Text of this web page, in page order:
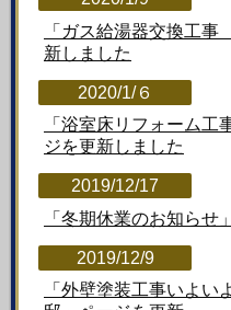
「ガス給湯器交換工
新しました
2020/1/６
「浴室床リフォーム
ジを更新しました
2019/12/17
「冬期休業のお知らせ
2019/12/9
「外壁塗装工事いよ